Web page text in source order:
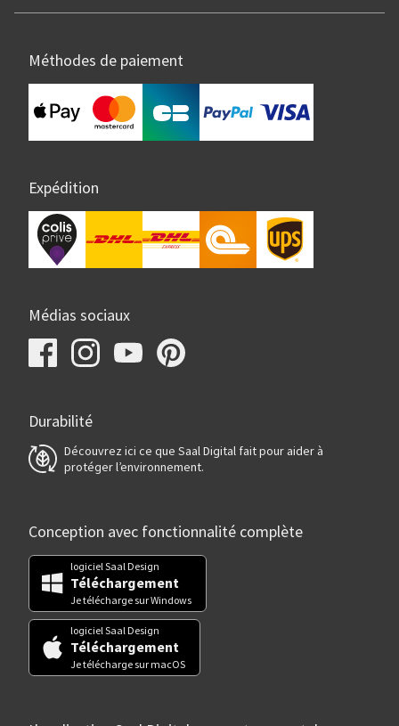
Méthodes de paiement
Expédition
Médias sociaux
Durabilité
Découvrez ici ce que Saal Digital fait pour aider à
protéger l’environnement.
Conception avec fonctionnalité complète
logiciel Saal Design
Téléchargement
Je télécharge sur Windows
logiciel Saal Design
Téléchargement
Je télécharge sur macOS